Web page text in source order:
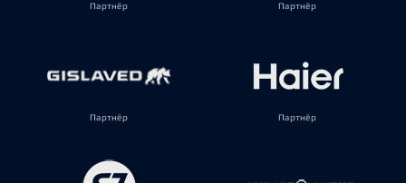
Партнёр Партнёр
Партнёр Партнёр